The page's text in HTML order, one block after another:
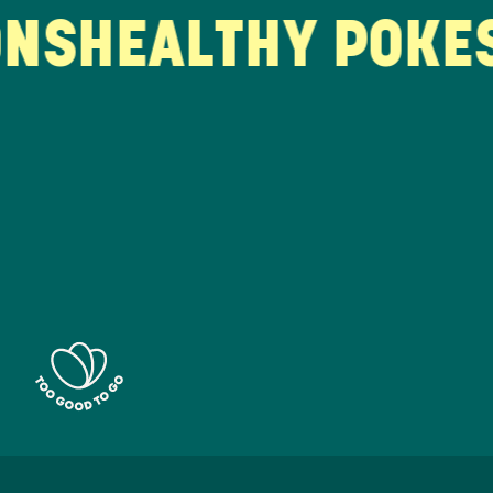
HEALTHY POKE